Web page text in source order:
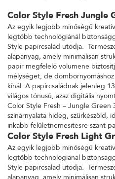
Color Style Fresh Jungle
Az egyik legjobb minőségű
legtöbb technológiánál
Style papírcsalád utódja.
alapanyag, amely minimálisan
papír megfelelő volumene
mélységet, de
kínál. A papírcsaládnak jelenleg
világos tónusú, azaz digitális
Color Style Fresh – Jungle
színárnyalata hideg, szürkészöld,
inkább felületnemesítésre szánt
Color Style Fresh Light
Az egyik legjobb minőségű
legtöbb technológiánál
Style papírcsalád utódja.